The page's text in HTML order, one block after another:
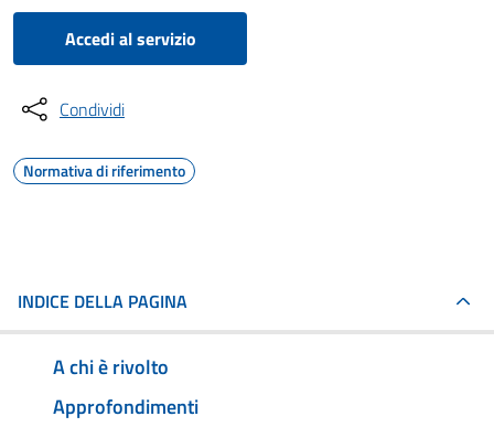
Accedi al servizio
Condividi
Normativa di riferimento
INDICE DELLA PAGINA
A chi è rivolto
Approfondimenti